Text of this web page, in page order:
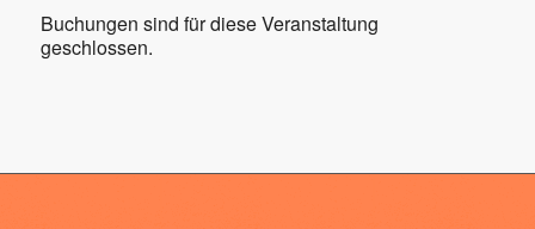
Buchungen sind für diese Veranstaltung
geschlossen.